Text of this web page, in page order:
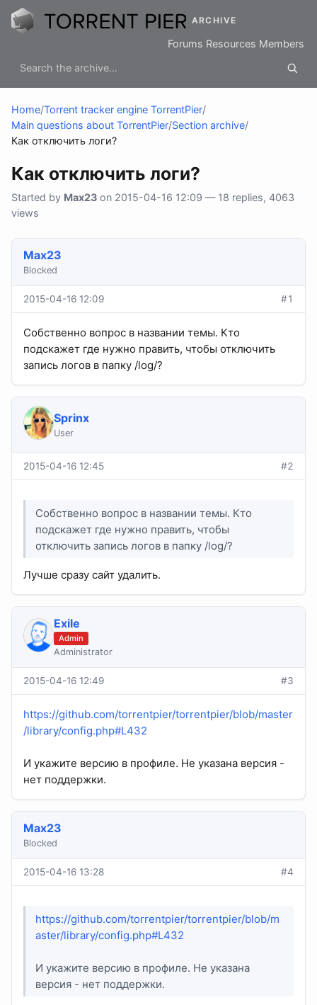
ARCHIVE
Forums Resources Members
Home/Torrent tracker engine TorrentPier/
Main questions about TorrentPier/Section archive/
Как отключить логи?
Как отключить логи?
Started by Max23 on 2015-04-16 12:09 — 18 replies, 4063
views
Max23
Blocked
2015-04-16 12:09 #1
Собственно вопрос в названии темы. Кто
подскажет где нужно править, чтобы отключить
запись логов в папку /log/?
Sprinx
User
2015-04-16 12:45 #2
Собственно вопрос в названии темы. Кто
подскажет где нужно править, чтобы
отключить запись логов в папку /log/?
Лучше сразу сайт удалить.
Exile
Admin
Administrator
2015-04-16 12:49 #3
https://github.com/torrentpier/torrentpier/blob/master
/library/config.php#L432
И укажите версию в профиле. Не указана версия -
нет поддержки.
Max23
Blocked
2015-04-16 13:28 #4
https://github.com/torrentpier/torrentpier/blob/m
aster/library/config.php#L432
И укажите версию в профиле. Не указана
версия - нет поддержки.